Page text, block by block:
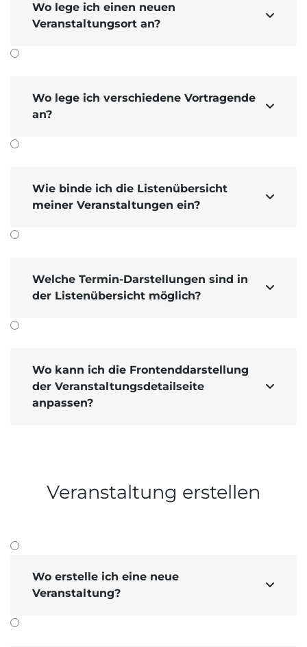
Die UnterbereicheArchiv,Kategorien,
Veranstalter,Veranstaltungsorte
Wo lege ich einen neuen
Veranstaltungsort an?

Wo lege ich verschiedene Vortragende
an?

Wie binde ich die Listenübersicht
meiner Veranstaltungen ein?

Welche Termin-Darstellungen sind in
der Listenübersicht möglich?

Wo kann ich die Frontenddarstellung
der Veranstaltungsdetailseite
anpassen?

Veranstaltung erstellen
Wo erstelle ich eine neue
Veranstaltung?
